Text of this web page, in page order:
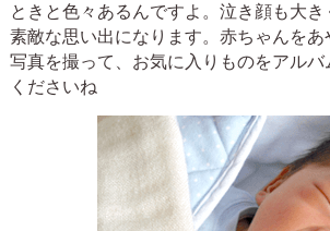
ときと色々あるんですよ。泣き顔も大き
素敵な思い出になります。赤ちゃんをあ
写真を撮って、お気に入りものをアルバ
くださいね